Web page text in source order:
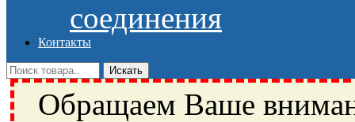
соединения
Контакты
Обращаем Ваше